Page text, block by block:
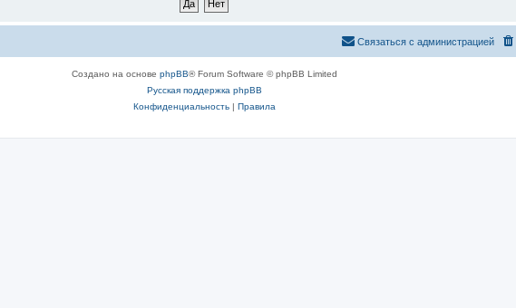
Связаться с администрацией
Создано на основе phpBB® Forum Software © phpBB Limited
Русская поддержка phpBB
Конфиденциальность| Правила